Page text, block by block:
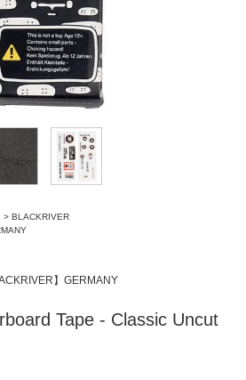
> BLACKRIVER
】GERMANY
Tape - Classic Uncut